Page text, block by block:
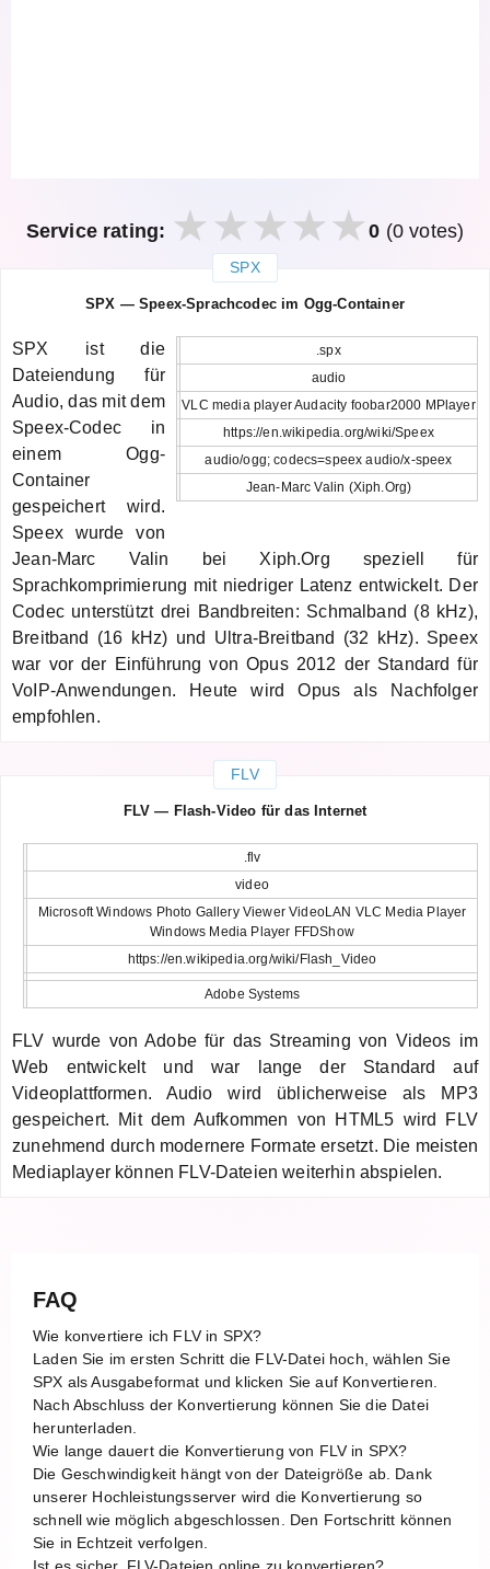
Service rating: 0 (0 votes)
SPX
SPX — Speex-Sprachcodec im Ogg-Container
.spx
audio
VLC media player Audacity foobar2000 MPlayer
https://en.wikipedia.org/wiki/Speex
audio/ogg; codecs=speex audio/x-speex
Jean-Marc Valin (Xiph.Org)
SPX ist die
Dateiendung für
Audio, das mit dem
Speex-Codec in
einem Ogg-
Container
gespeichert wird.
Speex wurde von
Jean-Marc Valin bei Xiph.Org speziell für
Sprachkomprimierung mit niedriger Latenz entwickelt. Der
Codec unterstützt drei Bandbreiten: Schmalband (8 kHz),
Breitband (16 kHz) und Ultra-Breitband (32 kHz). Speex
war vor der Einführung von Opus 2012 der Standard für
VoIP-Anwendungen. Heute wird Opus als Nachfolger
empfohlen.
FLV
FLV — Flash-Video für das Internet
.flv
video
Microsoft Windows Photo Gallery Viewer VideoLAN VLC Media Player
Windows Media Player FFDShow
https://en.wikipedia.org/wiki/Flash_Video
Adobe Systems
FLV wurde von Adobe für das Streaming von Videos im
Web entwickelt und war lange der Standard auf
Videoplattformen. Audio wird üblicherweise als MP3
gespeichert. Mit dem Aufkommen von HTML5 wird FLV
zunehmend durch modernere Formate ersetzt. Die meisten
Mediaplayer können FLV-Dateien weiterhin abspielen.
FAQ
Wie konvertiere ich FLV in SPX?
Laden Sie im ersten Schritt die FLV-Datei hoch, wählen Sie
SPX als Ausgabeformat und klicken Sie auf Konvertieren.
Nach Abschluss der Konvertierung können Sie die Datei
herunterladen.
Wie lange dauert die Konvertierung von FLV in SPX?
Die Geschwindigkeit hängt von der Dateigröße ab. Dank
unserer Hochleistungsserver wird die Konvertierung so
schnell wie möglich abgeschlossen. Den Fortschritt können
Sie in Echtzeit verfolgen.
Ist es sicher, FLV-Dateien online zu konvertieren?